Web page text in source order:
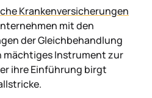
Krankenversicherungen
mit den
der Gleichbehandlung
mächtiges Instrument zur
ihre Einführung birgt